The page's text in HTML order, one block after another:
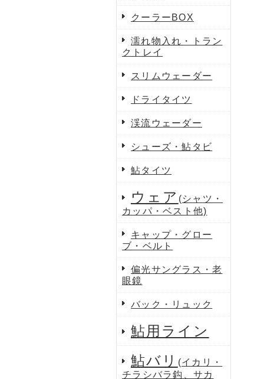
クーラーBOX
濡れ物入れ・トラン
クトレイ
スリムウェーダー
ドライタイツ
渓流ウェーダー
シューズ・鮎タビ
鮎タイツ
ウェア (シャツ・
カッパ・ベスト他)
キャップ・グロー
ブ・ベルト
偏光サングラス・老
眼鏡
バック・リュック
鮎用ライン
鮎バリ (イカリ・
チラシバラ鈎、サカ